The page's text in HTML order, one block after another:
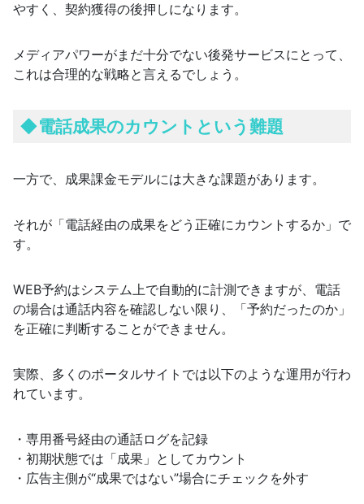
やすく、契約獲得の後押しになります。
メディアパワーがまだ十分でない後発サービスにとって、
これは合理的な戦略と言えるでしょう。
◆電話成果のカウントという難題
一方で、成果課金モデルには大きな課題があります。
それが「電話経由の成果をどう正確にカウントするか」で
す。
WEB予約はシステム上で自動的に計測できますが、電話
の場合は通話内容を確認しない限り、「予約だったのか」
を正確に判断することができません。
実際、多くのポータルサイトでは以下のような運用が行わ
れています。
・専用番号経由の通話ログを記録
・初期状態では「成果」としてカウント
・広告主側が“成果ではない”場合にチェックを外す